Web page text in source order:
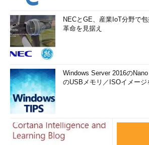
NECとGE、産業IoT分野で
革命を見据え
Windows Server 2016の
のUSBメモリ／ISOイメージ